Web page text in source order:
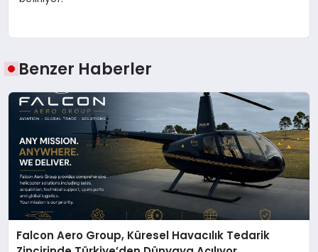
Benzer Haberler
Falcon Aero Group, Küresel Havacılık Tedarik